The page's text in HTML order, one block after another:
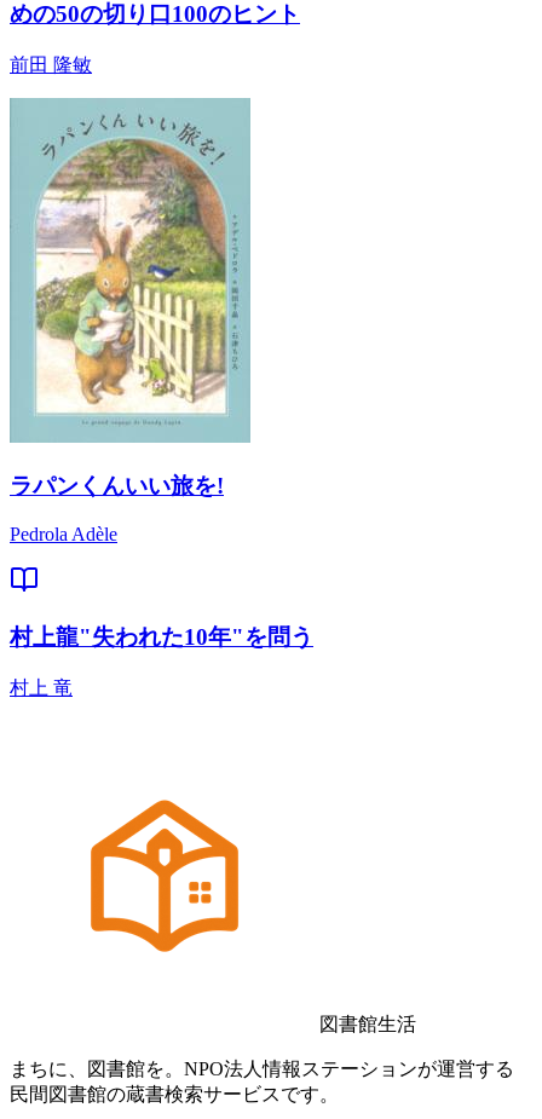
めの50の切り口100のヒント
前田 隆敏
ラパンくんいい旅を!
Pedrola Adèle
村上龍"失われた10年"を問う
村上 竜
図書館生活
まちに、図書館を。NPO法人情報ステーションが運営する
民間図書館の蔵書検索サービスです。